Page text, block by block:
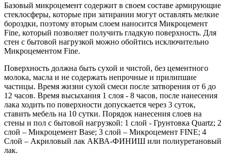
Базовый микроцемент содержит в своем составе армирующие
стеклосферы, которые при затирании могут оставлять мелкие
бороздки, поэтому вторым слоем наносится Микроцемент
Fine, который позволяет получить гладкую поверхность. Для
стен с бытовой нагрузкой можно обойтись исключительно
Микроцементом Fine.
Поверхность должна быть сухой и чистой, без цементного
молока, масла и не содержать непрочные и прилипшие
частицы. Время жизни сухой смеси после затворения от 6 до
12 часов. Время высыхания 1 слоя - 8 часов, после нанесения
лака ходить по поверхности допускается через 3 суток,
ставить мебель на 10 сутки. Порядок нанесения слоев на
стены и пол с бытовой нагрузкой: 1 слой - Грунтовка Quartz; 2
слой – Микроцемент Base; 3 слой – Микроцемент FINE; 4
Слой – Акриловый лак АКВА-ФИНИШ или полиуретановый
лак.